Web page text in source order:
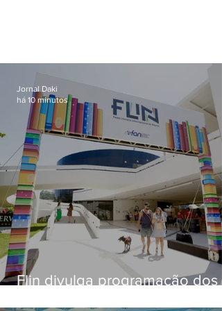
Flin divulga programação dos
Jornal Daki
há 10 minutos